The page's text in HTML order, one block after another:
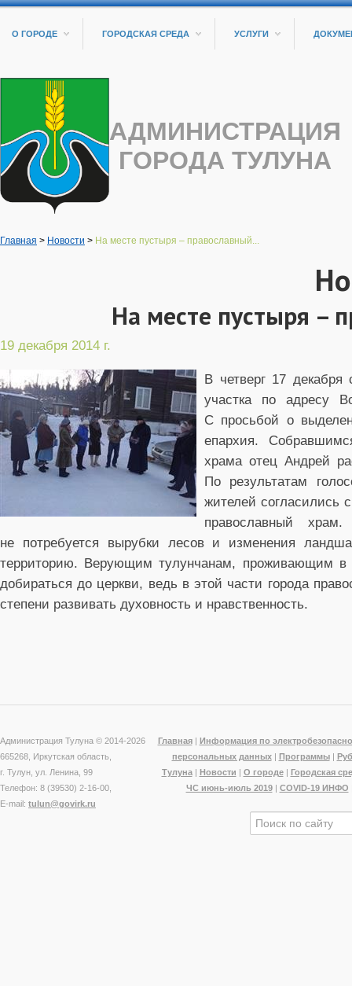
О ГОРОДЕ ГОРОДСКАЯ СРЕДА УСЛУГИ
АДМИНИСТРАЦИЯ
ГОРОДА ТУЛУНА
Главная > Новости > На месте пустыря – православный...
На месте пустыря –
19 декабря 2014 г.
В четверг 17
участка по адресу
С просьбой о
епархия.
храма отец Андрей
По результатам
жителей согласились
православный
не потребуется вырубки лесов и изменения
территорию. Верующим тулунчанам, проживающим в
добираться до церкви, ведь в этой части города
степени развивать духовность и нравственность.
Администрация Тулуна © 2014-2026
665268, Иркутская область,
г. Тулун, ул. Ленина, 99
Телефон: 8 (39530) 2-16-00,
E-mail: tulun@govirk.ru
Главная| Информация по
персональных данных| Программы|
Тулуна| Новости | О городе| Городская
ЧС июнь-июль 2019| COVID-19 ИНФО